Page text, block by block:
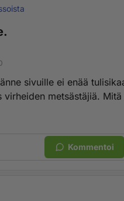
sivuille ei enää
metsästäjiä.
Kommentoi